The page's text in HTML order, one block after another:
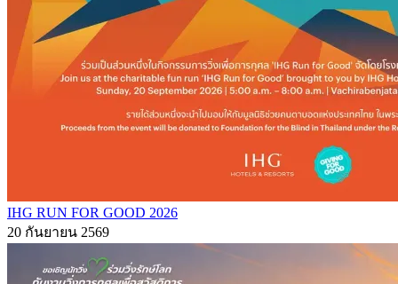
IHG RUN FOR GOOD 2026
20 กันยายน 2569